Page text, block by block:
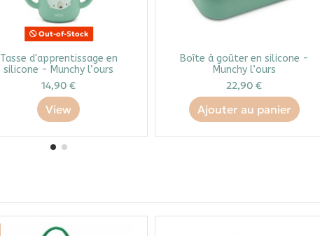
Out-of-Stock
Tasse d'apprentissage en
silicone - Munchy l’ours
14,90 €
View
Boîte à goûter en silicone -
Munchy l’ours
22,90 €
Ajouter au panier